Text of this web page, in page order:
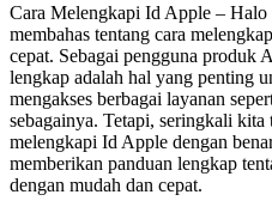
Cara Melengkapi Id Apple – Halo
membahas tentang cara
cepat. Sebagai pengguna
lengkap adalah hal yang penting
mengakses berbagai layanan
sebagainya. Tetapi, seringkali kita
melengkapi Id Apple dengan
memberikan panduan lengkap
dengan mudah dan cepat.